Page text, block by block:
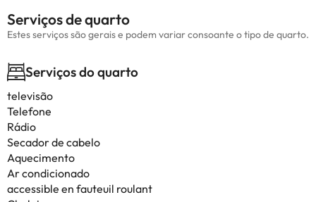
Serviços de quarto
Estes serviços são gerais e podem variar consoante o tipo de quarto.
Serviços do quarto
televisão
Telefone
Rádio
Secador de cabelo
Aquecimento
Ar condicionado
accessible en fauteuil roulant